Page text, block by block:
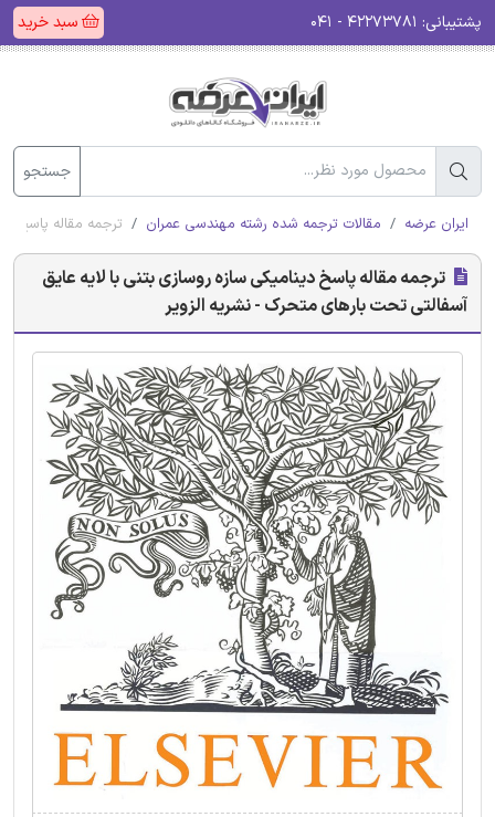
پشتیبانی: سبد خرید
جستجو
ایران عرضه مقالات ترجمه شده رشته مهندسی عمران ترجمه مقاله پاسخ
ترجمه مقاله پاسخ دینامیکی سازه روسازی بتنی با لایه عایق
آسفالتی تحت بارهای متحرک - نشریه الزویر